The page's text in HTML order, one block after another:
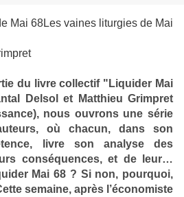
Les vaines liturgies de Mai
du livre collectif "Liquider Mai
Delsol et Matthieu Grimpret
nous ouvrons une série
où chacun, dans son
livre son analyse des
conséquences, et de leur…
Mai 68 ? Si non, pourquoi,
semaine, après l’économiste